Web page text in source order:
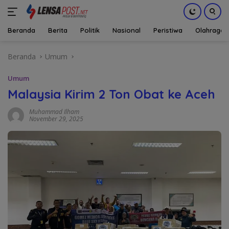
Beranda Berita Politik Nasional Peristiwa Olahraga
Beranda Umum
Umum
Malaysia Kirim 2 Ton Obat ke Aceh
Muhammad Ilham
November 29, 2025